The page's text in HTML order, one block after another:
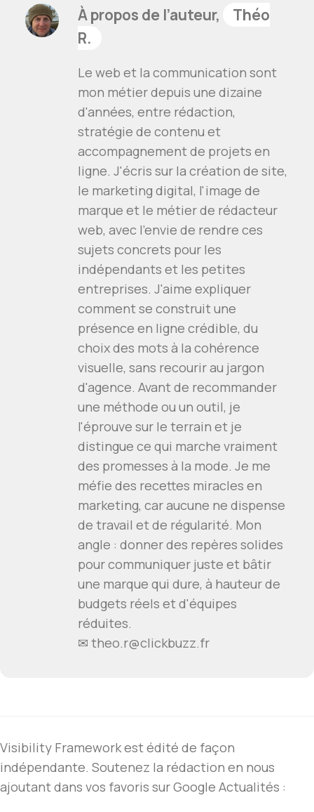
À propos de l’auteur,
Théo
R.
Le web et la communication sont
mon métier depuis une dizaine
d'années, entre rédaction,
stratégie de contenu et
accompagnement de projets en
ligne. J'écris sur la création de site,
le marketing digital, l'image de
marque et le métier de rédacteur
web, avec l'envie de rendre ces
sujets concrets pour les
indépendants et les petites
entreprises. J'aime expliquer
comment se construit une
présence en ligne crédible, du
choix des mots à la cohérence
visuelle, sans recourir au jargon
d'agence. Avant de recommander
une méthode ou un outil, je
l'éprouve sur le terrain et je
distingue ce qui marche vraiment
des promesses à la mode. Je me
méfie des recettes miracles en
marketing, car aucune ne dispense
de travail et de régularité. Mon
angle : donner des repères solides
pour communiquer juste et bâtir
une marque qui dure, à hauteur de
budgets réels et d'équipes
réduites.
✉ theo.r@clickbuzz.fr
Visibility Framework est édité de façon
indépendante. Soutenez la rédaction en nous
ajoutant dans vos favoris sur Google Actualités :